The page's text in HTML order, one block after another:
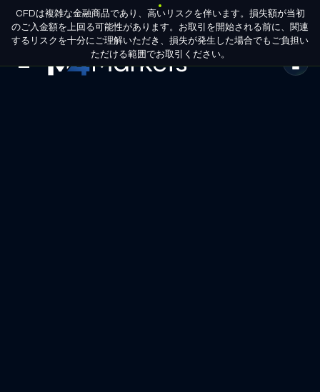
グループライセンス
JA
パートナー申
請
CFDは複雑な金融商品であり、高いリスクを伴います。損失額が当初
のご入金額を上回る可能性があります。お取引を開始される前に、関連
するリスクを十分にご理解いただき、損失が発生した場合でもご負担い
ただける範囲でお取引ください。
M4Markets